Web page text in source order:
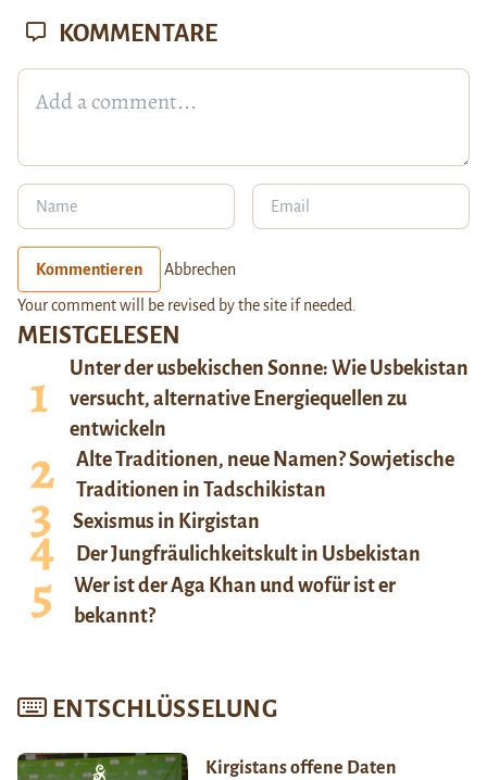
MEISTGELESEN
Unter der usbekischen Sonne: Wie Usbekistan
versucht, alternative Energiequellen zu
entwickeln
Alte Traditionen, neue Namen? Sowjetische
Traditionen in Tadschikistan
Sexismus in Kirgistan
Der Jungfräulichkeitskult in Usbekistan
Wer ist der Aga Khan und wofür ist er
bekannt?
ENTSCHLÜSSELUNG
Kirgistans offene Daten
KOMMENTARE
Kommentieren Abbrechen
Your comment will be revised by the site if needed.